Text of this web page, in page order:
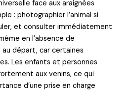
face aux araignées
: photographier l’animal si
et consulter immédiatement
en l’absence de
départ, car certaines
Les enfants et personnes
aux venins, ce qui
d’une prise en charge